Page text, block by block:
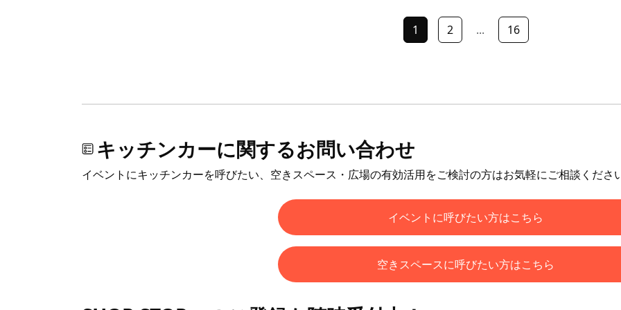
1 2 ... 16
キッチンカーに関するお問い合わせ
イベントにキッチンカーを呼びたい、空きスペース・広場の有効活用をご検討の方はお気軽にご相談くださ
イベントに呼びたい方はこちら
空きスペースに呼びたい方はこちら